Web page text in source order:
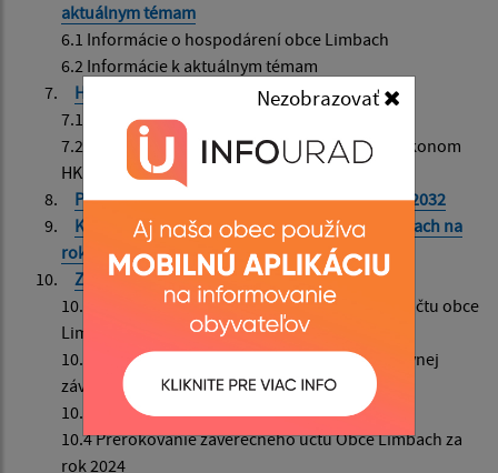
aktuálnym témam
6.1 Informácie o hospodárení obce Limbach
6.2 Informácie k aktuálnym témam
Hlavný kontrolór obce Limbach
7.1 Prerokovanie upozornenia prokurátora
7.2 Zrušenie prijatých uznesení súvisiacich s výkonom
HK od 1.3.2025
Program rozvoja obce Limbach na roky 2025-2032
Komunitný plán sociálnych služieb obce Limbach na
roky 2025-2032
Záverečný účet obce Limbach za rok 2024
10.1 Hodnotiaca správa k programovému rozpočtu obce
Limbach za rok 2024
10.2 Správa nezávislého audítora z auditu účtovnej
závierky k 31.12.2024
10.3 Výročná správa Obce Limbach za rok 2024
10.4 Prerokovanie záverečného účtu Obce Limbach za
rok 2024
Nezobrazovať